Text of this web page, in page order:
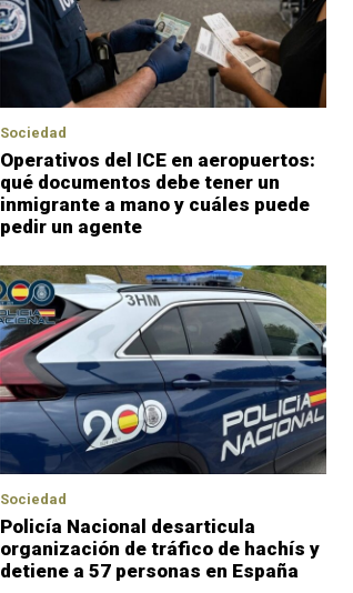
Sociedad
Operativos del ICE en aeropuertos:
qué documentos debe tener un
inmigrante a mano y cuáles puede
pedir un agente
Sociedad
Policía Nacional desarticula
organización de tráfico de hachís y
detiene a 57 personas en España